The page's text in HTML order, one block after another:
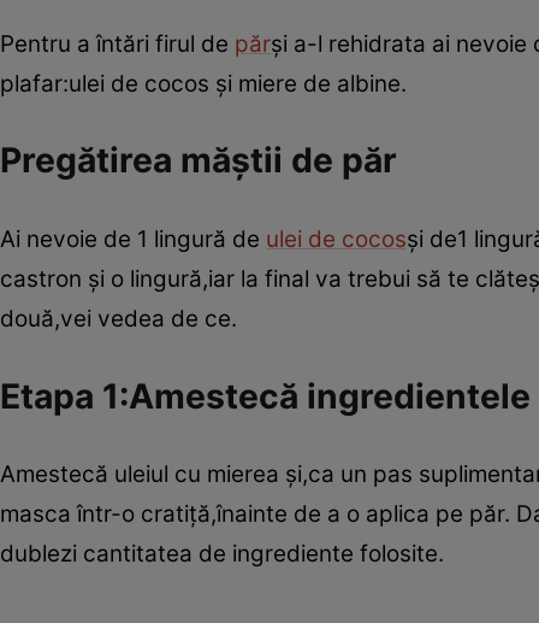
Pentru a întări firul de părşi a-l rehidrata ai nevoie
plafar:ulei de cocos şi miere de albine.
Pregătirea măştii de păr
Ai nevoie de 1 lingură de ulei de cocosşi de1
castron şi o lingură,iar la final va trebui să te
două,vei vedea de ce.
Etapa 1:Amestecă ingredientele
Amestecă uleiul cu mierea şi,ca un pas
masca într-o cratiţă,înainte de a o aplica pe păr.
dublezi cantitatea de ingrediente folosite.